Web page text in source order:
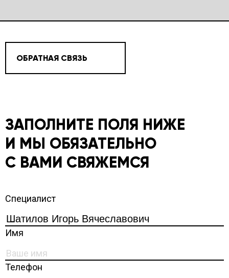
ОБРАТНАЯ СВЯЗЬ
ЗАПОЛНИТЕ ПОЛЯ НИЖЕ
И МЫ ОБЯЗАТЕЛЬНО
С ВАМИ СВЯЖЕМСЯ
Специалист
Имя
Телефон